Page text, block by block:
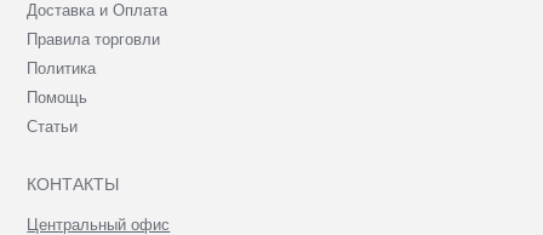
Доставка и Оплата
Правила торговли
Политика
Помощь
Статьи
КОНТАКТЫ
Центральный офис